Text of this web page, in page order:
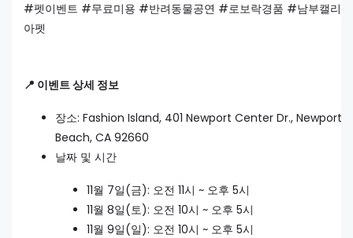
#펫이벤트 #무료미용 #반려동물공연 #로보락경품 #남부캘리
아펫
📍 이벤트 상세 정보
장소: Fashion Island, 401 Newport Center Dr., Newport
Beach, CA 92660
날짜 및 시간
11월 7일(금): 오전 11시 ~ 오후 5시
11월 8일(토): 오전 10시 ~ 오후 5시
11월 9일(일): 오전 10시 ~ 오후 5시